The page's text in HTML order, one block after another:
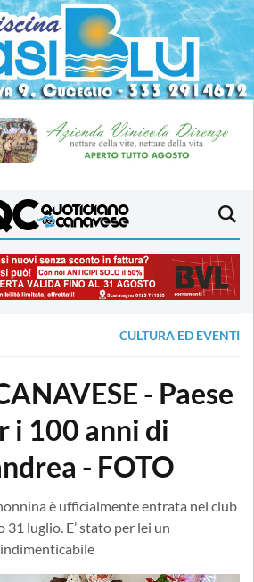
CULTURA ED EVENTI
- Paese
i 100 anni di
- FOTO
è ufficialmente entrata nel club
luglio. E’ stato per lei un